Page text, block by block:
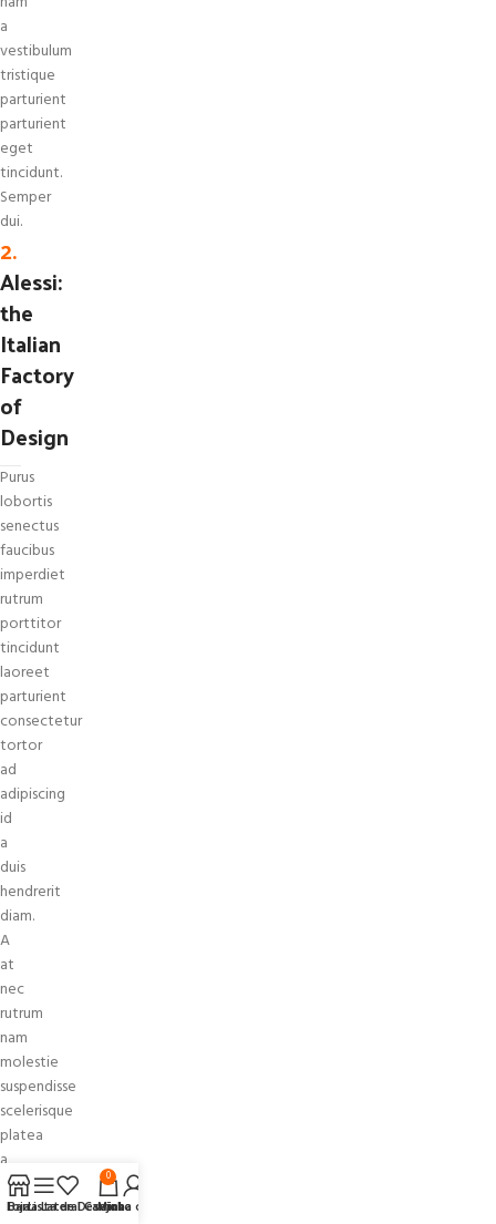
a
vestibulum
tristique
parturient
parturient
eget
tincidunt.
Semper
dui.
2.
Alessi:
the
Italian
Factory
of
Design
Purus
lobortis
senectus
faucibus
imperdiet
rutrum
porttitor
tincidunt
laoreet
parturient
consectetur
tortor
ad
adipiscing
id
a
duis
hendrerit
diam.
A
at
nec
rutrum
nam
molestie
suspendisse
scelerisque
platea
a
ut
commodo
Loja
Barra Lateral
Lista de Desejos
0
Carrinho
Minha conta